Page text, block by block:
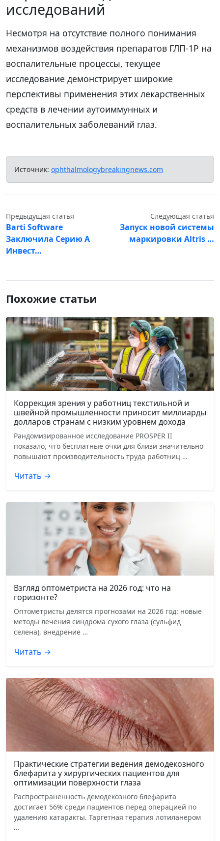
исследований
Несмотря на отсутствие полного понимания
механизмов воздействия препаратов ГЛП-1Р на
воспалительные процессы, текущее
исследование демонстрирует широкие
перспективы применения этих лекарственных
средств в лечении аутоиммунных и
воспалительных заболеваний глаз.
Источник: ophthalmologybreakingnews.com
Предыдущая статья
Barti Software
Заключила Серию А
Инвест…
Следующая статья
Запуск новой системы
маркировки Altris …
Похожие статьи
Коррекция зрения у работниц текстильной и
швейной промышленности приносит миллиарды
долларов странам с низким уровнем дохода
Рандомизированное исследование PROSPER II
показало, что бесплатные очки для близи значительно
повышают производительность труда работниц …
Читать →
Взгляд оптометриста на 2026 год: что на
горизонте?
Оптометристы делятся прогнозами на 2026 год: новые
методы лечения синдрома сухого глаза (сульфид
селена), внедрение …
Читать →
Практические стратегии ведения демодекозного
блефарита у хирургических пациентов для
оптимизации поверхности глаза
Распространенность демодекозного блефарита
достигает 56% среди пациентов перед операцией по
удалению катаракты. Таргетная терапия лотиланером
…